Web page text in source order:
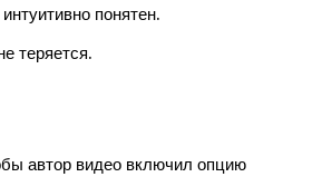
понятен.
теряется.
автор видео включил опцию